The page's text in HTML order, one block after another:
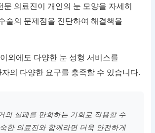
문 의료진이 개인의 눈 모양을 자세히
술의 문제점을 진단하여 해결책을
외에도 다양한 눈 성형 서비스를
의 다양한 요구를 충족할 수 있습니다.
의 실패를 만회하는 기회로 작용할 수
한 의료진와 함께라면 더욱 안전하게